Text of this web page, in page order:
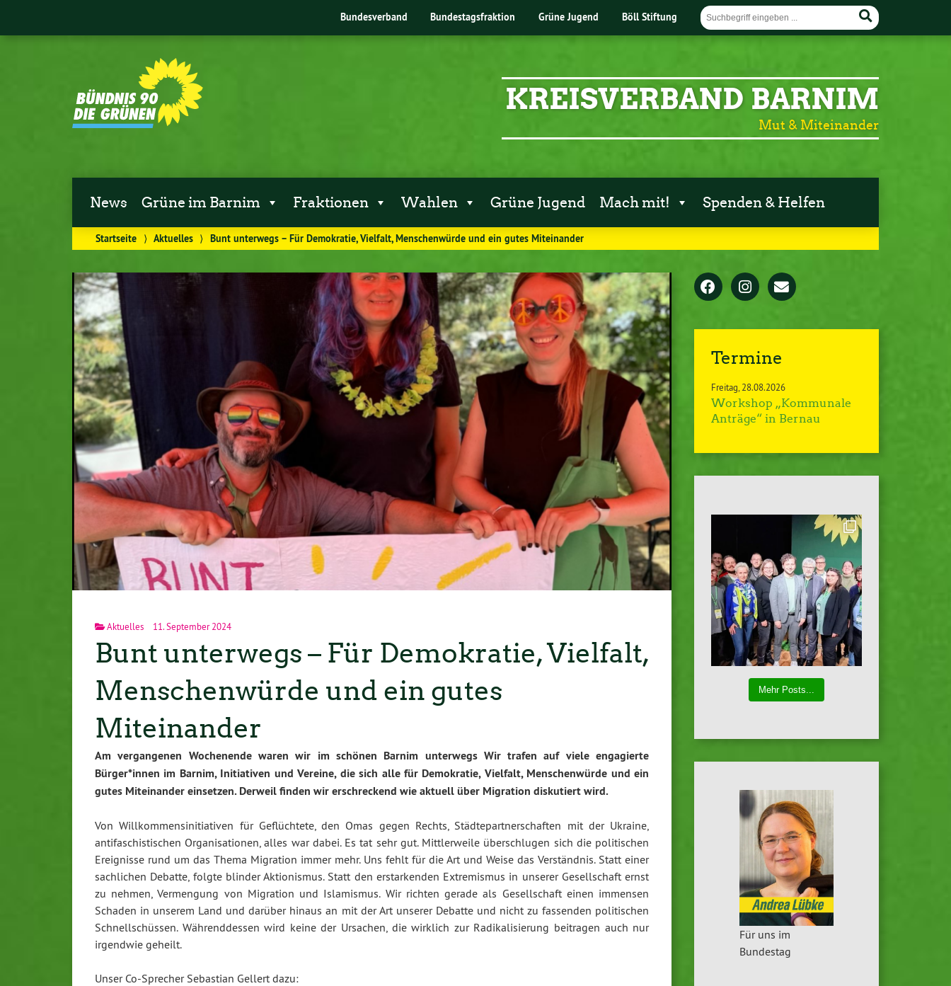
Bundesverband Bundestagsfraktion Grüne Jugend Böll Stiftung
KREISVERBAND BARNIM
Mut & Miteinander
News Grüne im Barnim Fraktionen Wahlen Grüne Jugend Mach mit! Spenden & Helfen
Startseite ⟩ Aktuelles ⟩ Bunt unterwegs – Für Demokratie, Vielfalt, Menschenwürde und ein gutes Miteinander
Aktuelles 11. September 2024
Bunt unterwegs – Für Demokratie, Vielfalt,
Menschenwürde und ein gutes
Miteinander
Am vergangenen Wochenende waren wir im schönen Barnim unterwegs Wir trafen auf viele engagierte
Bürger*innen im Barnim, Initiativen und Vereine, die sich alle für Demokratie, Vielfalt, Menschenwürde und ein
gutes Miteinander einsetzen. Derweil finden wir erschreckend wie aktuell über Migration diskutiert wird.
Von Willkommensinitiativen für Geflüchtete, den Omas gegen Rechts, Städtepartnerschaften mit der Ukraine,
antifaschistischen Organisationen, alles war dabei. Es tat sehr gut. Mittlerweile überschlugen sich die politischen
Ereignisse rund um das Thema Migration immer mehr. Uns fehlt für die Art und Weise das Verständnis. Statt einer
sachlichen Debatte, folgte blinder Aktionismus. Statt den erstarkenden Extremismus in unserer Gesellschaft ernst
zu nehmen, Vermengung von Migration und Islamismus. Wir richten gerade als Gesellschaft einen immensen
Schaden in unserem Land und darüber hinaus an mit der Art unserer Debatte und nicht zu fassenden politischen
Schnellschüssen. Währenddessen wird keine der Ursachen, die wirklich zur Radikalisierung beitragen auch nur
irgendwie geheilt.
Unser Co-Sprecher Sebastian Gellert dazu:
Termine
Freitag 28.08.2026
Workshop „Kommunale
Anträge“ in Bernau
Mehr Posts...
Für uns im
Bundestag